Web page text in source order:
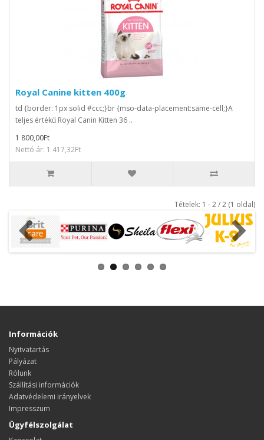
Royal Canine kitten 400g
td {border: 1px solid #ccc;}br {mso-data-placement:same-cell;}A
teljes értékű Royal Canin Kitten 36 ..
1 800,00Ft
Nettó ár: 1 417,32Ft
Tételek: 1 - 2 / 2 (1 oldal)
Információk
Nyitvatartás
Pályázat
Rólunk
Szállítási információk
Adatvédelemi irányelvek
Impresszum
Ügyfélszolgálat